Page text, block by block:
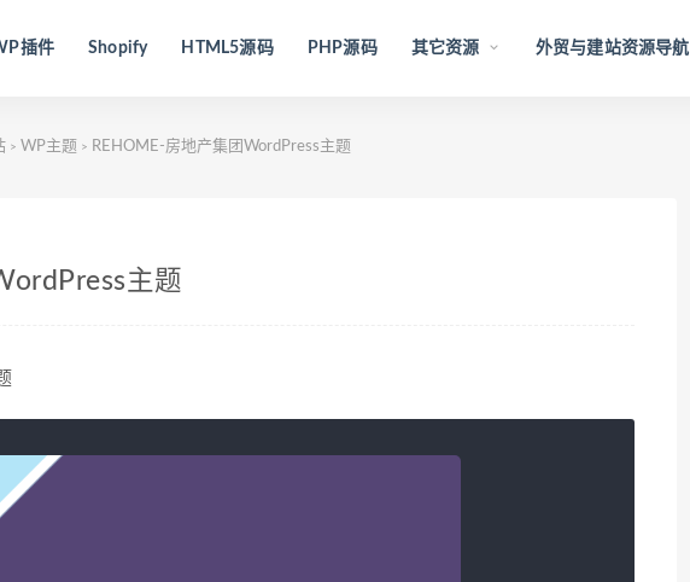
插件 Shopify HTML5源码 PHP源码 其它资源 外贸与建站资源导航
> WP主题 > REHOME-房地产集团WordPress主题
主题